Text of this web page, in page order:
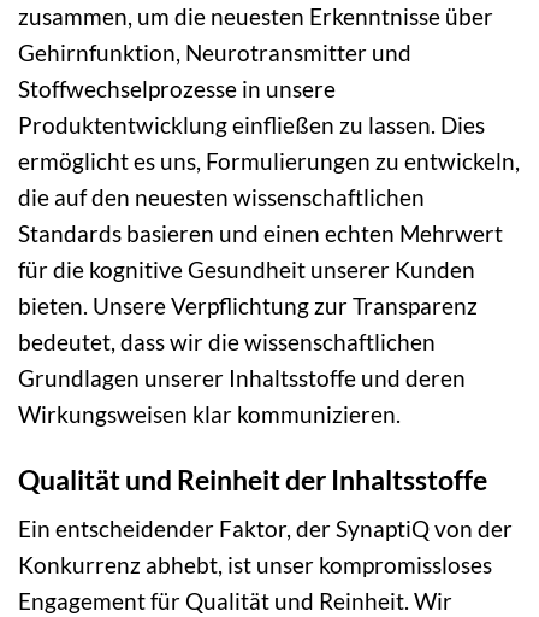
zusammen, um die neuesten Erkenntnisse über
Gehirnfunktion, Neurotransmitter und
Stoffwechselprozesse in unsere
Produktentwicklung einfließen zu lassen. Dies
ermöglicht es uns, Formulierungen zu entwickeln,
die auf den neuesten wissenschaftlichen
Standards basieren und einen echten Mehrwert
für die kognitive Gesundheit unserer Kunden
bieten. Unsere Verpflichtung zur Transparenz
bedeutet, dass wir die wissenschaftlichen
Grundlagen unserer Inhaltsstoffe und deren
Wirkungsweisen klar kommunizieren.
Qualität und Reinheit der Inhaltsstoffe
Ein entscheidender Faktor, der SynaptiQ von der
Konkurrenz abhebt, ist unser kompromissloses
Engagement für Qualität und Reinheit. Wir